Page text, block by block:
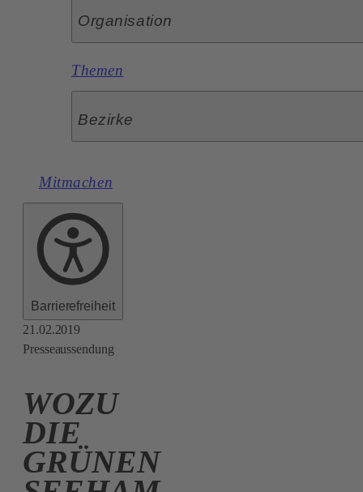
Organisation
Themen
Bezirke
Mitmachen
Barrierefreiheit
21.02.2019
Presseaussendung
WOZU
DIE
GRÜNEN